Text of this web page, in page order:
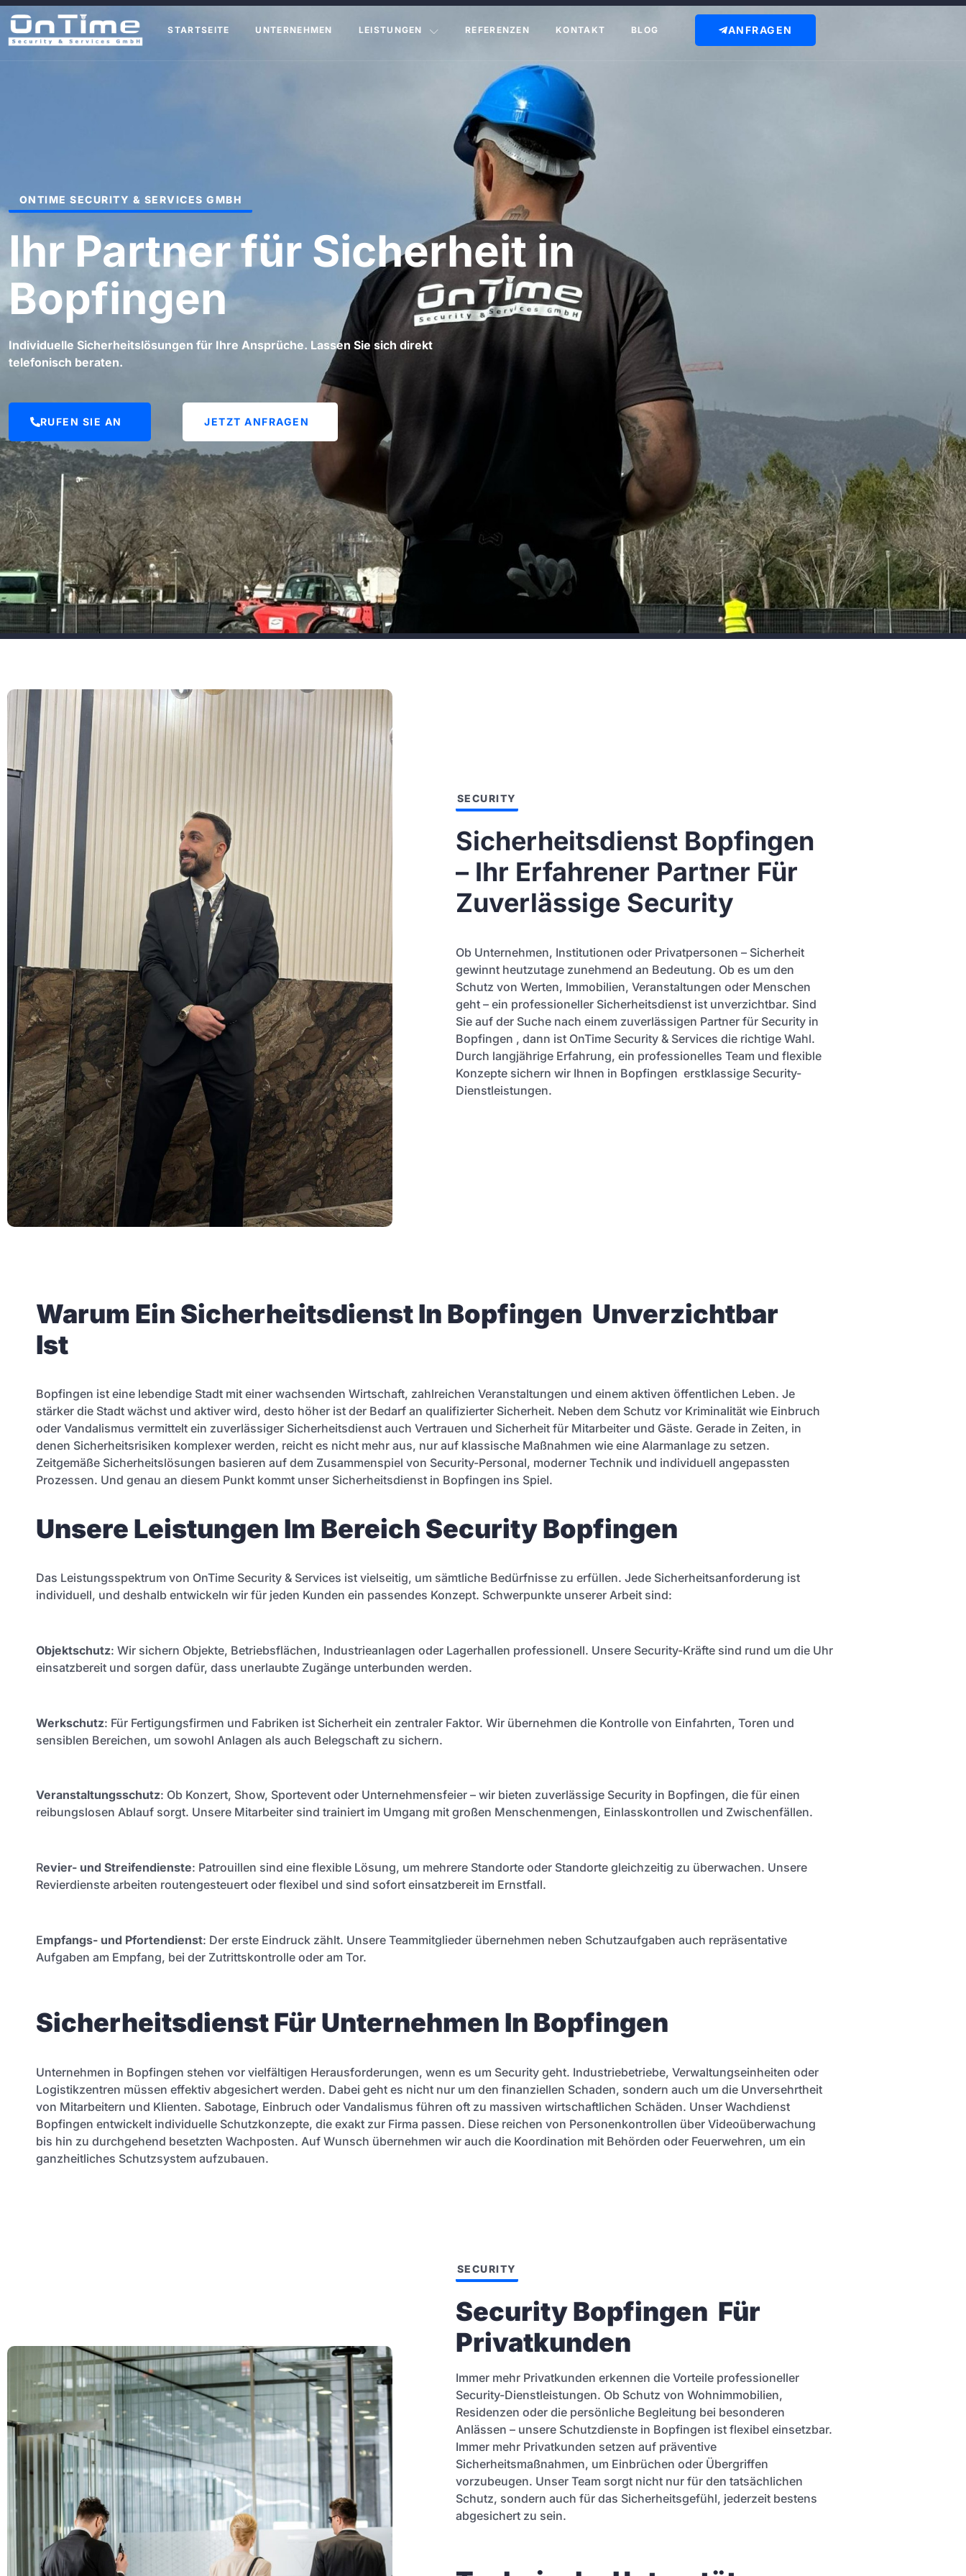
STARTSEITE UNTERNEHMEN LEISTUNGEN REFERENZEN KONTAKT BLOG ANFRAGEN
ONTIME SECURITY & SERVICES GMBH
Ihr Partner für Sicherheit in
Bopfingen
Individuelle Sicherheitslösungen für Ihre Ansprüche. Lassen Sie sich direkt
telefonisch beraten.
RUFEN SIE AN JETZT ANFRAGEN
SECURITY
Sicherheitsdienst Bopfingen
– Ihr Erfahrener Partner Für
Zuverlässige Security
Ob Unternehmen, Institutionen oder Privatpersonen – Sicherheit
gewinnt heutzutage zunehmend an Bedeutung. Ob es um den
Schutz von Werten, Immobilien, Veranstaltungen oder Menschen
geht – ein professioneller Sicherheitsdienst ist unverzichtbar. Sind
Sie auf der Suche nach einem zuverlässigen Partner für Security in
Bopfingen , dann ist OnTime Security & Services die richtige Wahl.
Durch langjährige Erfahrung, ein professionelles Team und flexible
Konzepte sichern wir Ihnen in Bopfingen erstklassige Security-
Dienstleistungen.
Warum Ein Sicherheitsdienst In Bopfingen Unverzichtbar
Ist
Bopfingen ist eine lebendige Stadt mit einer wachsenden Wirtschaft, zahlreichen Veranstaltungen und einem aktiven öffentlichen Leben. Je
stärker die Stadt wächst und aktiver wird, desto höher ist der Bedarf an qualifizierter Sicherheit. Neben dem Schutz vor Kriminalität wie Einbruch
oder Vandalismus vermittelt ein zuverlässiger Sicherheitsdienst auch Vertrauen und Sicherheit für Mitarbeiter und Gäste. Gerade in Zeiten, in
denen Sicherheitsrisiken komplexer werden, reicht es nicht mehr aus, nur auf klassische Maßnahmen wie eine Alarmanlage zu setzen.
Zeitgemäße Sicherheitslösungen basieren auf dem Zusammenspiel von Security-Personal, moderner Technik und individuell angepassten
Prozessen. Und genau an diesem Punkt kommt unser Sicherheitsdienst in Bopfingen ins Spiel.
Unsere Leistungen Im Bereich Security Bopfingen
Das Leistungsspektrum von OnTime Security & Services ist vielseitig, um sämtliche Bedürfnisse zu erfüllen. Jede Sicherheitsanforderung ist
individuell, und deshalb entwickeln wir für jeden Kunden ein passendes Konzept. Schwerpunkte unserer Arbeit sind:
Objektschutz: Wir sichern Objekte, Betriebsflächen, Industrieanlagen oder Lagerhallen professionell. Unsere Security-Kräfte sind rund um die Uhr
einsatzbereit und sorgen dafür, dass unerlaubte Zugänge unterbunden werden.
Werkschutz: Für Fertigungsfirmen und Fabriken ist Sicherheit ein zentraler Faktor. Wir übernehmen die Kontrolle von Einfahrten, Toren und
sensiblen Bereichen, um sowohl Anlagen als auch Belegschaft zu sichern.
Veranstaltungsschutz: Ob Konzert, Show, Sportevent oder Unternehmensfeier – wir bieten zuverlässige Security in Bopfingen, die für einen
reibungslosen Ablauf sorgt. Unsere Mitarbeiter sind trainiert im Umgang mit großen Menschenmengen, Einlasskontrollen und Zwischenfällen.
Revier- und Streifendienste: Patrouillen sind eine flexible Lösung, um mehrere Standorte oder Standorte gleichzeitig zu überwachen. Unsere
Revierdienste arbeiten routengesteuert oder flexibel und sind sofort einsatzbereit im Ernstfall.
Empfangs- und Pfortendienst: Der erste Eindruck zählt. Unsere Teammitglieder übernehmen neben Schutzaufgaben auch repräsentative
Aufgaben am Empfang, bei der Zutrittskontrolle oder am Tor.
Sicherheitsdienst Für Unternehmen In Bopfingen
Unternehmen in Bopfingen stehen vor vielfältigen Herausforderungen, wenn es um Security geht. Industriebetriebe, Verwaltungseinheiten oder
Logistikzentren müssen effektiv abgesichert werden. Dabei geht es nicht nur um den finanziellen Schaden, sondern auch um die Unversehrtheit
von Mitarbeitern und Klienten. Sabotage, Einbruch oder Vandalismus führen oft zu massiven wirtschaftlichen Schäden. Unser Wachdienst
Bopfingen entwickelt individuelle Schutzkonzepte, die exakt zur Firma passen. Diese reichen von Personenkontrollen über Videoüberwachung
bis hin zu durchgehend besetzten Wachposten. Auf Wunsch übernehmen wir auch die Koordination mit Behörden oder Feuerwehren, um ein
ganzheitliches Schutzsystem aufzubauen.
SECURITY
Security Bopfingen  Für
Privatkunden
Immer mehr Privatkunden erkennen die Vorteile professioneller
Security-Dienstleistungen. Ob Schutz von Wohnimmobilien,
Residenzen oder die persönliche Begleitung bei besonderen
Anlässen – unsere Schutzdienste in Bopfingen ist flexibel einsetzbar.
Immer mehr Privatkunden setzen auf präventive
Sicherheitsmaßnahmen, um Einbrüchen oder Übergriffen
vorzubeugen. Unser Team sorgt nicht nur für den tatsächlichen
Schutz, sondern auch für das Sicherheitsgefühl, jederzeit bestens
abgesichert zu sein.